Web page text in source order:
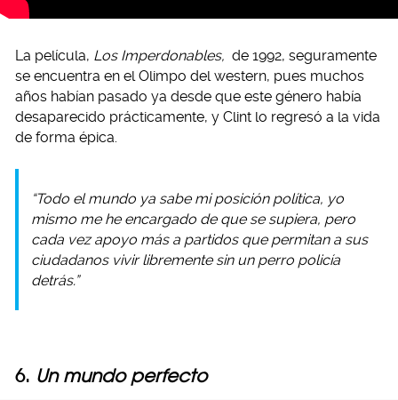
La película, Los Imperdonables, de 1992, seguramente
se encuentra en el Olimpo del western, pues muchos
años habían pasado ya desde que este género había
desaparecido prácticamente, y Clint lo regresó a la vida
de forma épica.
“Todo el mundo ya sabe mi posición política, yo
mismo me he encargado de que se supiera, pero
cada vez apoyo más a partidos que permitan a sus
ciudadanos vivir libremente sin un perro policía
detrás.”
6. Un mundo perfecto